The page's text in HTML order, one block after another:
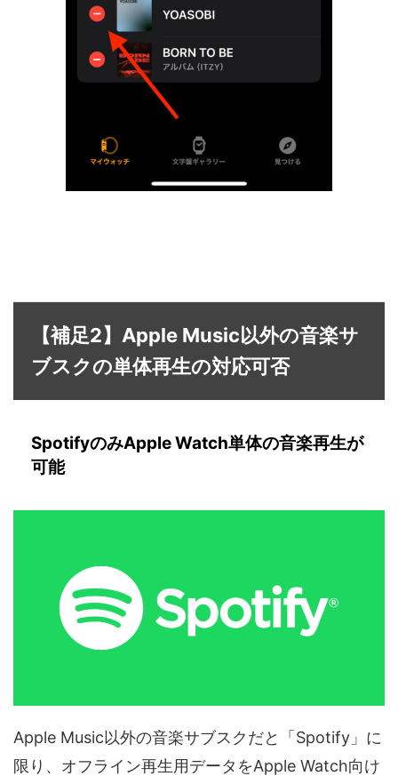
【補足2】Apple Music以外の音楽サ
ブスクの単体再生の対応可否
SpotifyのみApple Watch単体の音楽再生が
可能
Apple Music以外の音楽サブスクだと「Spotify」に
限り、オフライン再生用データをApple Watch向け